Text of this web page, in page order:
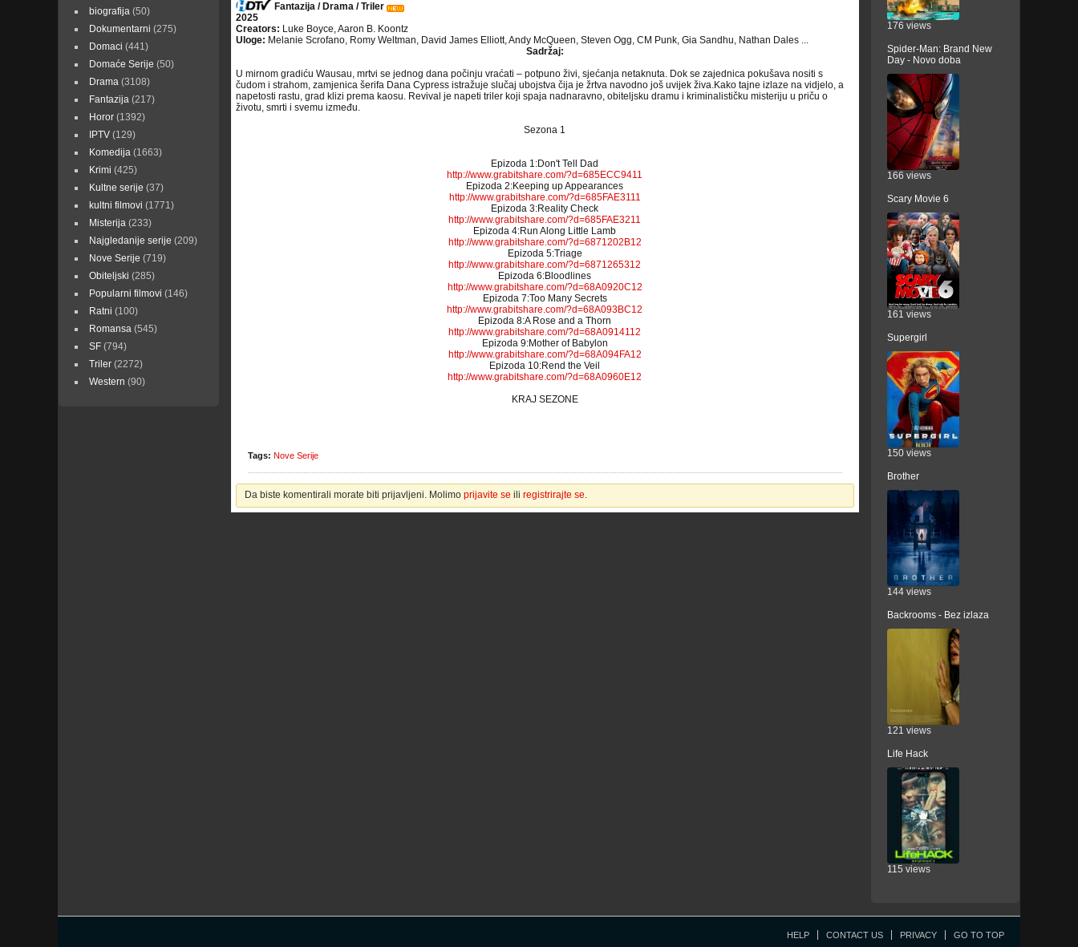
Fantazija / Drama / Triler
2025
Creators: Luke Boyce, Aaron B. Koontz
Uloge: Melanie Scrofano, Romy Weltman, David James Elliott, Andy McQueen, Steven Ogg, CM Punk, Gia Sandhu, Nathan Dales ...
Sadržaj:
U mirnom gradiću Wausau, mrtvi se jednog dana počinju vraćati – potpuno živi, sjećanja netaknuta. Dok se zajednica pokušava nositi s
čudom i strahom, zamjenica šerifa Dana Cypress istražuje slučaj ubojstva čija je žrtva navodno još uvijek živa.Kako tajne izlaze na vidjelo, a
napetosti rastu, grad klizi prema kaosu. Revival je napeti triler koji spaja nadnaravno, obiteljsku dramu i kriminalističku misteriju u priču o
životu, smrti i svemu između.
Sezona 1
Epizoda 1:Don't Tell Dad
http://www.grabitshare.com/?d=685ECC9411
Epizoda 2:Keeping up Appearances
http://www.grabitshare.com/?d=685FAE3111
Epizoda 3:Reality Check
http://www.grabitshare.com/?d=685FAE3211
Epizoda 4:Run Along Little Lamb
http://www.grabitshare.com/?d=6871202B12
Epizoda 5:Triage
http://www.grabitshare.com/?d=6871265312
Epizoda 6:Bloodlines
http://www.grabitshare.com/?d=68A0920C12
Epizoda 7:Too Many Secrets
http://www.grabitshare.com/?d=68A093BC12
Epizoda 8:A Rose and a Thorn
http://www.grabitshare.com/?d=68A0914112
Epizoda 9:Mother of Babylon
http://www.grabitshare.com/?d=68A094FA12
Epizoda 10:Rend the Veil
http://www.grabitshare.com/?d=68A0960E12
KRAJ SEZONE
Tags: Nove Serije
Da biste komentirali morate biti prijavljeni. Molimo prijavite se ili registrirajte se.
biografija(50)
Dokumentarni (275)
Domaci (441)
Domaće Serije (50)
Drama(3108)
Fantazija(217)
Horor(1392)
IPTV(129)
Komedija(1663)
Krimi (425)
Kultne serije (37)
kultni filmovi (1771)
Misterija(233)
Najgledanije serije (209)
Nove Serije (719)
Obiteljski (285)
Popularni filmovi (146)
Ratni (100)
Romansa(545)
SF(794)
Triler(2272)
Western (90)
176 views
Spider-Man: Brand New
Day - Novo doba
166 views
Scary Movie 6
161 views
Supergirl
150 views
Brother
144 views
Backrooms - Bez izlaza
121 views
Life Hack
115 views
HELP CONTACT US PRIVACY GO TO TOP